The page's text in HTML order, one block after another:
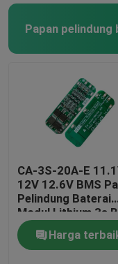
Papan pelindung
CA-3S-20A-E
12V 12.6V BMS
Pelindung Baterai
Modul Lithium 3s
Harga